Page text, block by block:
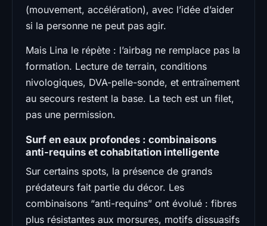
(mouvement, accélération), avec l’idée d’aider
si la personne ne peut pas agir.
Mais Lina le répète : l’airbag ne remplace pas la
formation. Lecture de terrain, conditions
nivologiques, DVA-pelle-sonde, et entraînement
au secours restent la base. La tech est un filet,
pas une permission.
Surf en eaux profondes : combinaisons
anti-requins et cohabitation intelligente
Sur certains spots, la présence de grands
prédateurs fait partie du décor. Les
combinaisons “anti-requins” ont évolué : fibres
plus résistantes aux morsures, motifs dissuasifs